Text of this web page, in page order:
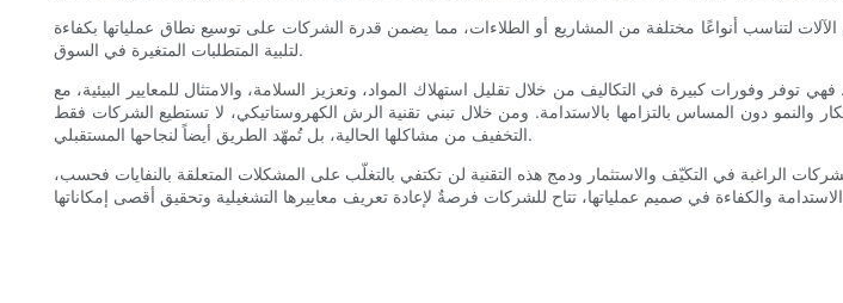
لتناسب أنواعًا مختلفة من المشاريع أو الطلاءات، مما يضمن قدرة الشركات على توسيع نطاق عملياتها بكفاءة
لتلبية المتطلبات المتغيرة في السوق.
وفورات كبيرة في التكاليف من خلال تقليل استهلاك المواد، وتعزيز السلامة، والامتثال للمعايير البيئية، مع
والنمو دون المساس بالتزامها بالاستدامة. ومن خلال تبني تقنية الرش الكهروستاتيكي، لا تستطيع الشركات فقط
التخفيف من مشاكلها الحالية، بل تُمهّد الطريق أيضاً لنجاحها المستقبلي.
الراغبة في التكيّف والاستثمار ودمج هذه التقنية لن تكتفي بالتغلّب على المشكلات المتعلقة بالنفايات فحسب،